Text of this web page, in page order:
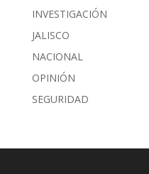
INVESTIGACIÓN
JALISCO
NACIONAL
OPINIÓN
SEGURIDAD